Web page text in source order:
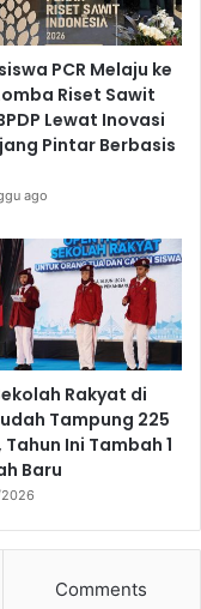
PCR Melaju ke
Riset Sawit
Lewat Inovasi
Pintar Berbasis
ago
Rakyat di
Tampung 225
Tahun Ini Tambah 1
Baru
Comments